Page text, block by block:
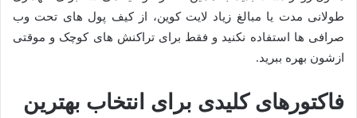
طولانی مدت یا مبالغ زیاد لایت کوین، از کیف پول های تحت وب
صرافی ها استفاده نکنید و فقط برای تراکنش های کوچک و موقتی
ازشون بهره ببرید.
فاکتورهای کلیدی برای انتخاب بهترین